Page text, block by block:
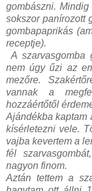
gombászni.
sokszor panírozott
gombapaprikás
receptje).
A szarvasgomba
nem úgy űzi az
mezőre.
vannak a
hozzáértőtől
Ajándékba kaptam
kísérletezni vele.
vajba kevertem a
fél
nagyon finom.
Aztán tettem a